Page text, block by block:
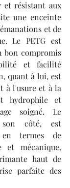
et résistant aux
une enceinte
et de
Le PETG est
bon compromis
et facilité
quant à lui, est
à l'usure et à la
hydrophile et
soigné. Le
son côté, est
en termes de
et mécanique,
haut de
parfaite des